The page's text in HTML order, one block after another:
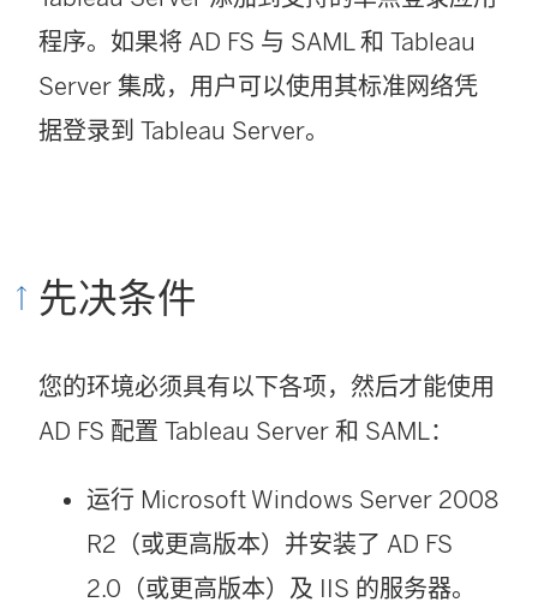
程序。如果将 AD FS 与 SAML 和 Tableau
Server 集成，用户可以使用其标准网络凭
据登录到 Tableau Server。
先决条件
您的环境必须具有以下各项，然后才能使用
AD FS 配置 Tableau Server 和 SAML：
运行 Microsoft Windows Server 2008
R2（或更高版本）并安装了 AD FS
2.0（或更高版本）及 IIS 的服务器。